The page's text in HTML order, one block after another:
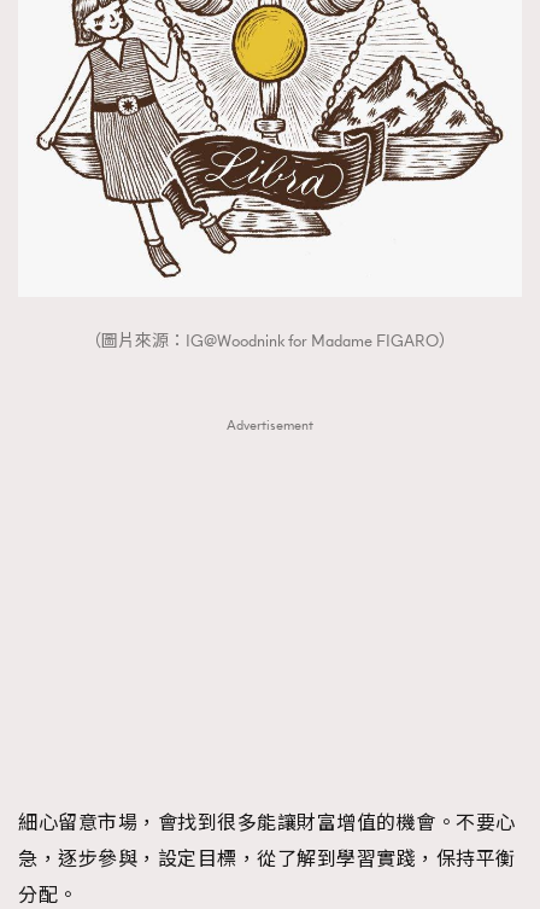
TRENDING
AFrenchMind
DressLikeAParisienne
EmpowerF
FashionWeek FigaroAesthetic
（圖片來源：IG@Woodnink for Madame FIGARO）
Advertisement
細心留意市場，會找到很多能讓財富增值的機會。不要心
急，逐步參與，設定目標，從了解到學習實踐，保持平衡
分配。